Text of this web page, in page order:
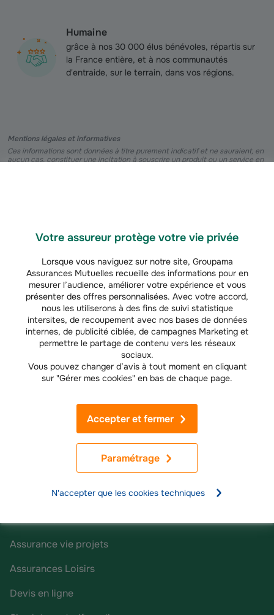
Votre assureur protège votre vie privée
Lorsque vous naviguez sur notre site, Groupama
Assurances Mutuelles recueille des informations pour en
mesurer l’audience, améliorer votre expérience et vous
présenter des offres personnalisées. Avec votre accord,
nous les utiliserons à des fins de suivi statistique
intersites, de recoupement avec nos bases de données
internes, de publicité ciblée, de campagnes Marketing et
permettre le partage de contenu vers les réseaux
sociaux.
Vous pouvez changer d’avis à tout moment en cliquant
sur "Gérer mes cookies" en bas de chaque page.
Paramétrage
Accepter et fermer
N'accepter que les cookies techniques
Humaine
grâce à nos 30 000 élus bénévoles, répartis sur
la France entière, et à nos communautés
d'entraide, sur le terrain, dans vos régions.
Mentions légales et informatives
Ces informations sont données à titre purement indicatif et ne sauraient, en
aucun cas, constituer une incitation à souscrire un produit ou un service en
Groupama & vous
Nous contacter
Vos questions (FAQ)
Recrutement
Groupama dans ma région
Réclamations
Accessibilité : non conforme
Assurance auto
Assurance Habitation
Assurance vie projets
Assurances Loisirs
Devis en ligne